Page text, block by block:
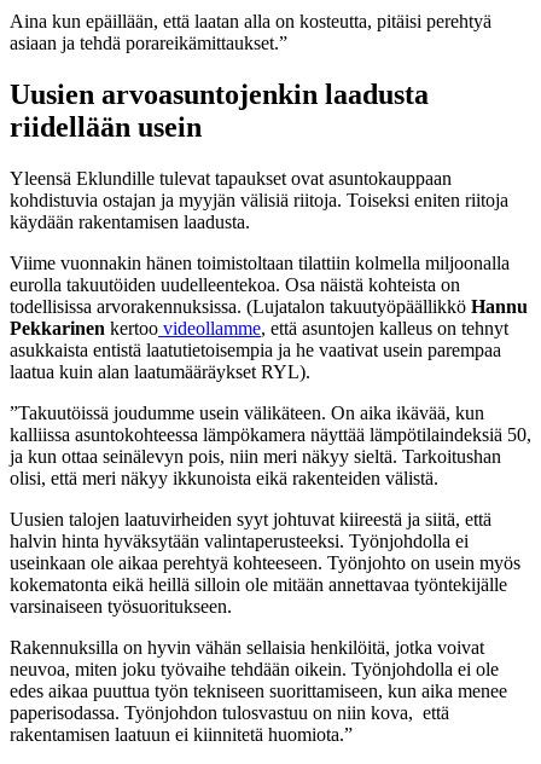
Aina kun epäillään, että laatan alla on kosteutta, pitäisi perehtyä
asiaan ja tehdä porareikämittaukset.”
Uusien arvoasuntojenkin laadusta
riidellään usein
Yleensä Eklundille tulevat tapaukset ovat asuntokauppaan
kohdistuvia ostajan ja myyjän välisiä riitoja. Toiseksi eniten riitoja
käydään rakentamisen laadusta.
Viime vuonnakin hänen toimistoltaan tilattiin kolmella miljoonalla
eurolla takuutöiden uudelleentekoa. Osa näistä kohteista on
todellisissa arvorakennuksissa. (Lujatalon takuutyöpäällikkö Hannu
Pekkarinen kertoo videollamme, että asuntojen kalleus on tehnyt
asukkaista entistä laatutietoisempia ja he vaativat usein parempaa
laatua kuin alan laatumääräykset RYL).
”Takuutöissä joudumme usein välikäteen. On aika ikävää, kun
kalliissa asuntokohteessa lämpökamera näyttää lämpötilaindeksiä 50,
ja kun ottaa seinälevyn pois, niin meri näkyy sieltä. Tarkoitushan
olisi, että meri näkyy ikkunoista eikä rakenteiden välistä.
Uusien talojen laatuvirheiden syyt johtuvat kiireestä ja siitä, että
halvin hinta hyväksytään valintaperusteeksi. Työnjohdolla ei
useinkaan ole aikaa perehtyä kohteeseen. Työnjohto on usein myös
kokematonta eikä heillä silloin ole mitään annettavaa työntekijälle
varsinaiseen työsuoritukseen.
Rakennuksilla on hyvin vähän sellaisia henkilöitä, jotka voivat
neuvoa, miten joku työvaihe tehdään oikein. Työnjohdolla ei ole
edes aikaa puuttua työn tekniseen suorittamiseen, kun aika menee
paperisodassa. Työnjohdon tulosvastuu on niin kova, että
rakentamisen laatuun ei kiinnitetä huomiota.”